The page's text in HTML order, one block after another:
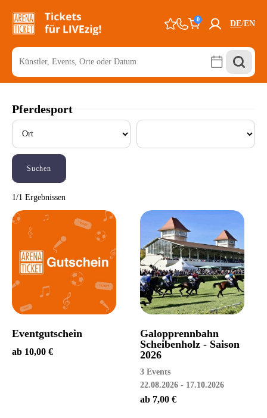
0 DE EN
Pferdesport
Suchen
1/1 Ergebnissen
Eventgutschein
ab 10,00 €
Galopprennbahn
Scheibenholz - Saison
2026
3 Events
22.08.2026 - 17.10.2026
ab 7,00€